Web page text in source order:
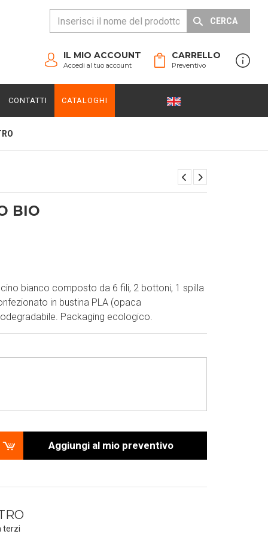
CERCA
CARRELLO
Preventivo
IL MIO ACCOUNT
Accedi al tuo account
CONTATTI CATALOGHI
BIO
bianco composto da 6 fili, 2 bottoni, 1 spilla
in bustina PLA (opaca
Packaging ecologico.
Aggiungi al mio preventivo
terzi